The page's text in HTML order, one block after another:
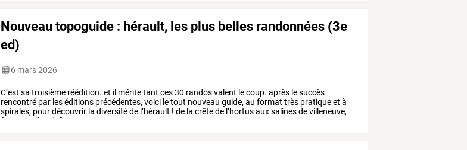
Nouveau topoguide : hérault, les plus belles randonnées (3e
ed)
6 mars 2026
C’est sa troisième réédition. et il mérite tant ces 30 randos valent le coup. après le succès
rencontré par les éditions précédentes, voici le tout nouveau guide, au format très pratique et à
spirales, pour découvrir la diversité de l’hérault ! de la crête de l’hortus aux salines de villeneuve,
françois ribard, fin connaisseu